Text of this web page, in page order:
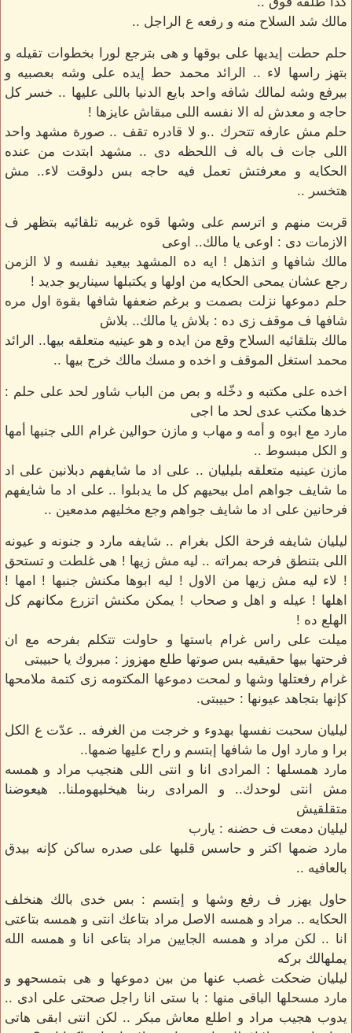
مالك شد السلاح منه و رفعه ع الراجل ..
حلم حطت إيديها على بوقها و هى بترجع لورا بخطوات تقيله و
بتهز راسها لاء .. الرائد محمد حط إيده على وشه بعصبيه و
بيرفع وشه لمالك شافه واحد بايع الدنيا باللى عليها .. خسر كل
حاجه و معدش له الا نفسه اللى مبقاش عايزها !
حلم مش عارفه تتحرك ..و لا قادره تقف .. صورة مشهد واحد
اللى جات ف باله ف اللحظه دى .. مشهد ابتدت من عنده
الحكايه و معرفتش تعمل فيه حاجه بس دلوقت لاء.. مش
هتخسر ..
قربت منهم و اترسم على وشها قوه غريبه تلقائيه بتظهر ف
الازمات دى : اوعى يا مالك.. اوعى
مالك شافها و اتذهل ! ايه ده المشهد بيعيد نفسه و لا الزمن
رجع عشان يمحى الحكايه من اولها و يكتبلها سيناريو جديد !
حلم دموعها نزلت بصمت و برغم ضعفها شافها بقوة اول مره
شافها ف موقف زى ده : بلاش يا مالك.. بلاش
مالك بتلقائيه السلاح وقع من ايده و هو عينيه متعلقه بيها.. الرائد
محمد استغل الموقف و اخده و مسك مالك خرج بيها ..
اخده على مكتبه و دخّله و بص من الباب شاور لحد على حلم :
خدها مكتب عدى لحد ما اجى
مارد مع ابوه و أمه و مهاب و مازن حوالين غرام اللى جنبها أمها
و الكل مبسوط ..
مازن عينيه متعلقه بليليان .. على اد ما شايفهم دبلانين على اد
ما شايف جواهم امل بيحيهم كل ما يدبلوا .. على اد ما شايفهم
فرحانين على اد ما شايف جواهم وجع مخليهم مدمعين ..
ليليان شايفه فرحة الكل بغرام .. شايفه مارد و جنونه و عيونه
اللى بتنطق فرحه بمراته .. ليه مش زيها ! هى غلطت و تستحق
! لاء ليه مش زيها من الاول ! ليه ابوها مكنش جنبها ! امها !
اهلها ! عيله و اهل و صحاب ! يمكن مكنش اتزرع مكانهم كل
الهلع ده !
ميلت على راس غرام باستها و حاولت تتكلم بفرحه مع ان
فرحتها بيها حقيقيه بس صوتها طلع مهزوز : مبروك يا حبيبتى
غرام رفعتلها وشها و لمحت دموعها المكتومه زى كتمة ملامحها
كإنها بتجاهد عيونها : حبيبتى.
ليليان سحبت نفسها بهدوء و خرجت من الغرفه .. عدّت ع الكل
برا و مارد اول ما شافها إبتسم و راح عليها ضمها..
مارد همسلها : المرادى انا و انتى اللى هنجيب مراد و همسه
مش انتى لوحدك.. و المرادى ربنا هيخليهوملنا.. هيعوضنا
متقلقيش
ليليان دمعت ف حضنه : يارب
مارد ضمها اكتر و حاسس قلبها على صدره ساكن كإنه بيدق
بالعافيه ..
حاول يهزر ف رفع وشها و إبتسم : بس خدى بالك هنخلف
الحكايه .. مراد و همسه الاصل مراد بتاعك انتى و همسه بتاعتى
انا .. لكن مراد و همسه الجايين مراد بتاعى انا و همسه الله
يملهالك بركه
ليليان ضحكت غصب عنها من بين دموعها و هى بتمسحهو و
مارد مسحلها الباقى منها : با ستى انا راجل صحتى على ادى ..
يدوب هجيب مراد و اطلع معاش مبكر .. لكن انتى ابقى هاتى